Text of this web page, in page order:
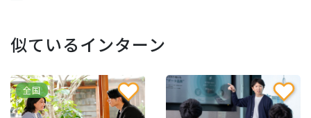
ウェブページの作成
万が一、授業の関係で稼働時間がコンサルティン
グと合わない場合は下記の業務を依頼することも
似ているインターン
全国